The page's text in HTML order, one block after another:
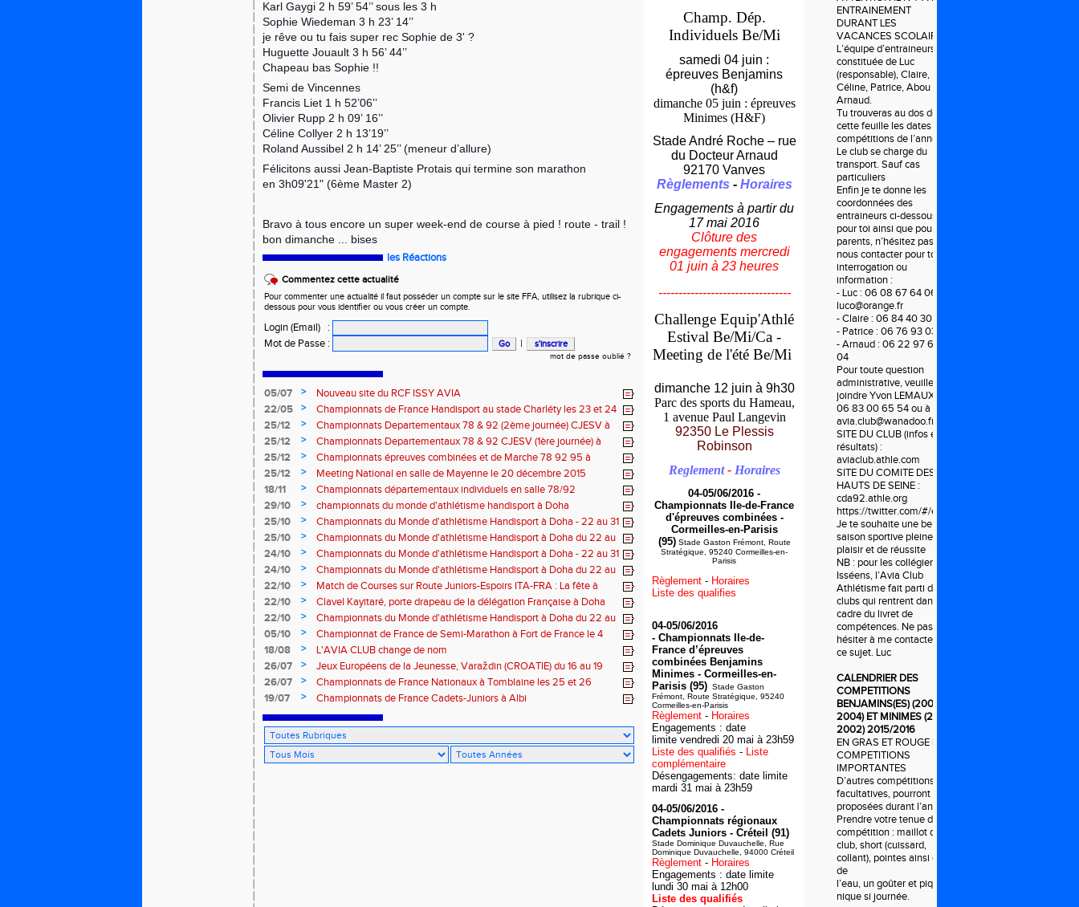
Karl Gaygi 2 h 59’ 54’’ sous les 3 h
Sophie Wiedeman 3 h 23’ 14’’
je rêve ou tu fais super rec Sophie de 3' ?
Huguette Jouault 3 h 56’ 44’’
Chapeau bas Sophie !!
Semi de Vincennes
Francis Liet 1 h 52’06’’
Olivier Rupp 2 h 09’ 16’’
Céline Collyer 2 h 13’19’’
Roland Aussibel 2 h 14’ 25’’ (meneur d’allure)
Félicitons aussi Jean-Baptiste Protais qui termine son marathon
en 3h09'21" (6ème Master 2)
Bravo à tous encore un super week-end de course à pied ! route - trail !
bon dimanche ... bises
les Réactions
Commentez cette actualité
Pour commenter une actualité il faut posséder un compte sur le site FFA, utilisez la rubrique ci-
dessous pour vous identifier ou vous créer un compte.
Login (Email)
:
Mot de Passe : |
mot de passe oublié ?
05/07 >
Nouveau site du RCF ISSY AVIA
22/05
>
Championnats de France Handisport au stade Charléty les 23 et 24
mai 2016
25/12 >
Championnats Departementaux 78 & 92 (2ème journée) CJESV à
EAUBONNE le 5/12/2015
25/12 >
Championnats Departementaux 78 & 92 CJESV (1ère journée) à
EAUBONNE (22/11/2015)
25/12 >
Championnats épreuves combinées et de Marche 78 92 95 à
Eaubonne le 12/12/2015
25/12 >
Meeting National en salle de Mayenne le 20 décembre 2015
18/11
>
Championnats départementaux individuels en salle 78/92
29/10
>
championnats du monde d'athlétisme handisport à Doha
25/10
>
Championnats du Monde d'athlétisme Handisport à Doha - 22 au 31
octobre 2015
25/10 >
Championnats du Monde d'athlétisme Handisport à Doha du 22 au
31 octobre 2015
24/10 >
Championnats du Monde d'athlétisme Handisport à Doha - 22 au 31
octobre 2015
24/10 >
Championnats du Monde d'athlétisme Handisport à Doha du 22 au
31 octobre 2015
22/10 >
Match de Courses sur Route Juniors-Espoirs ITA-FRA : La fête à
l’italienne !
22/10 >
Clavel Kayitaré, porte drapeau de la délégation Française à Doha
22/10
>
Championnats du Monde d'athlétisme Handisport à Doha du 22 au
31 octobre 2015
05/10 >
Championnat de France de Semi-Marathon à Fort de France le 4
octobre 2015
18/08 >
L'AVIA CLUB change de nom
26/07
>
Jeux Européens de la Jeunesse, Varaždin (CROATIE) du 16 au 19
juillet 2015
26/07 >
Championnats de France Nationaux à Tomblaine les 25 et 26
Juillet 2015
19/07 > Championnats de France Cadets-Juniors à Albi
Champ. Dép.
Individuels Be/Mi
samedi 04 juin :
épreuves Benjamins
(h&f)
dimanche 05 juin : épreuves
Minimes (H&F)
Stade André Roche – rue
du Docteur Arnaud
92170 Vanves
Règlements - Horaires
Engagements à partir du
17 mai 2016
Clôture des
engagements mercredi
01 juin à 23 heures
---------------------------------
Challenge Equip'Athlé
Estival Be/Mi/Ca -
Meeting de l'été Be/Mi
dimanche 12 juin à 9h30
Parc des sports du Hameau,
1 avenue Paul Langevin
92350 Le P lessis
Robinson
Reglement- Horaires
04-05/06/2016 -
Championnats Ile-de-France
d'épreuves combinées -
Cormeilles-en-Parisis
(95)Stade Gaston Frémont, Route
Stratégique, 95240 Cormeilles-en-
Parisis
Règlement - Horaires
Liste des qualifies
04-05/06/2016
- Championnats Ile-de-
France d’épreuves
combinées Benjamins
Minimes - Cormeilles-en-
Parisis (95) Stade Gaston
Frémont, Route Stratégique, 95240
Cormeilles-en-Parisis
Règlement - Horaires
Engagements : date
limite vendredi 20 mai à 23h59
Liste des qualifiés - Liste
complémentaire
Désengagements: date limite
mardi 31 mai à 23h59
04-05/06/2016 -
Championnats régionaux
Cadets Juniors - Créteil (91)
Stade Dominique Duvauchelle, Rue
Dominique Duvauchelle, 94000 Créteil
Règlement - Horaires
Engagements : date limite
lundi 30 mai à 12h00
Liste des qualifiés
ENTRAINEMENT
DURANT LES
VACANCES SCOLAIRES.
L’équipe d’entraineurs est
constituée de Luc
(responsable), Claire,
Céline, Patrice, Abou et
Arnaud.
Tu trouveras au dos de
cette feuille les dates des
compétitions de l’année.
Le club se charge du
transport. Sauf cas
particuliers
Enfin je te donne les
coordonnées des
entraineurs ci-dessous,
pour toi ainsi que pour tes
parents, n’hésitez pas à
nous contacter pour toute
interrogation ou
information :
- Luc : 06 08 67 64 06 ou
luco@orange.fr
- Claire : 06 84 40 30 20
- Patrice : 06 76 93 03 45
- Arnaud : 06 22 97 69
04
Pour toute question
administrative, veuillez
joindre Yvon LEMAUX :
06 83 00 65 54 ou à
avia.club@wanadoo.fr
SITE DU CLUB (infos et
résultats) :
aviaclub.athle.com
SITE DU COMITE DES
HAUTS DE SEINE :
cda92.athle.org
https://twitter.com/#/ecoleathleavia
Je te souhaite une belle
saison sportive pleine de
plaisir et de réussite
NB : pour les collégiens
Isséens, l’Avia Club
Athlétisme fait parti des
clubs qui rentrent dans le
cadre du livret de
compétences. Ne pas
hésiter à me contacter à
ce sujet. Luc
CALENDRIER DES
COMPETITIONS
BENJAMINS(ES) (2003-
2004) ET MINIMES (2001-
2002) 2015/2016
EN GRAS ET ROUGE LES
COMPETITIONS
IMPORTANTES
D’autres compétitions,
facultatives, pourront être
proposées durant l’année.
Prendre votre tenue de
compétition : maillot du
club, short (cuissard,
collant), pointes ainsi que
de
l’eau, un goûter et pique-
nique si journée.